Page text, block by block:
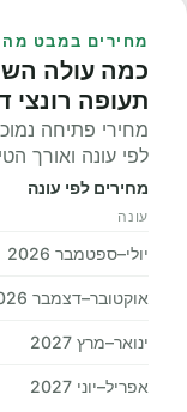
מחירים במבט
כמה עולה
תעופה רונצי
מחירי פתיחה
לפי עונה ואורך
מחירים לפי עונה
עונה
יולי–ספטמבר 2026
אוקטובר–דצמבר 2026
ינואר–מרץ 2027
אפריל–יוני 2027